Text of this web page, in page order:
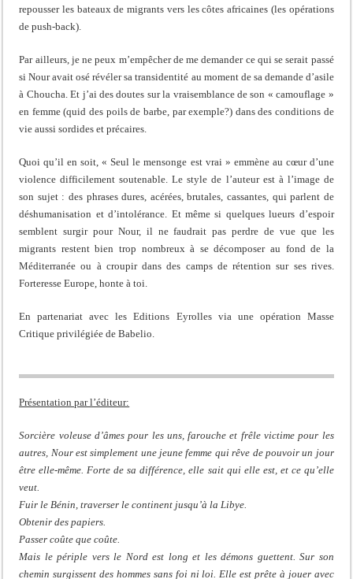
repousser les bateaux de migrants vers les côtes africaines (les opérations
de push-back).
Par ailleurs, je ne peux m’empêcher de me demander ce qui se serait passé
si Nour avait osé révéler sa transidentité au moment de sa demande d’asile
à Choucha. Et j’ai des doutes sur la vraisemblance de son « camouflage »
en femme (quid des poils de barbe, par exemple?) dans des conditions de
vie aussi sordides et précaires.
Quoi qu’il en soit, « Seul le mensonge est vrai » emmène au cœur d’une
violence difficilement soutenable. Le style de l’auteur est à l’image de
son sujet : des phrases dures, acérées, brutales, cassantes, qui parlent de
déshumanisation et d’intolérance. Et même si quelques lueurs d’espoir
semblent surgir pour Nour, il ne faudrait pas perdre de vue que les
migrants restent bien trop nombreux à se décomposer au fond de la
Méditerranée ou à croupir dans des camps de rétention sur ses rives.
Forteresse Europe, honte à toi.
En partenariat avec les Editions Eyrolles via une opération Masse
Critique privilégiée de Babelio.
Présentation par l’éditeur:
Sorcière voleuse d’âmes pour les uns, farouche et frêle victime pour les
autres, Nour est simplement une jeune femme qui rêve de pouvoir un jour
être elle-même. Forte de sa différence, elle sait qui elle est, et ce qu’elle
veut.
Fuir le Bénin, traverser le continent jusqu’à la Libye.
Obtenir des papiers.
Passer coûte que coûte.
Mais le périple vers le Nord est long et les démons guettent. Sur son
chemin surgissent des hommes sans foi ni loi. Elle est prête à jouer avec